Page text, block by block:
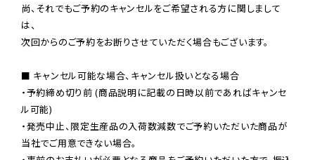
尚、それでもご予約のキャンセルをご希望される方に関しまして
は、
次回からのご予約をお断りさせていただく場合もございます。
■ キャンセル可能な場合、キャンセル扱いとなる場合
・予約締め切り前 (商品説明に記載の日時以前であればキャンセ
ル可能)
・発売中止、限定生産品の入荷数減数でご予約いただいた商品が
当社でご用意できない場合。